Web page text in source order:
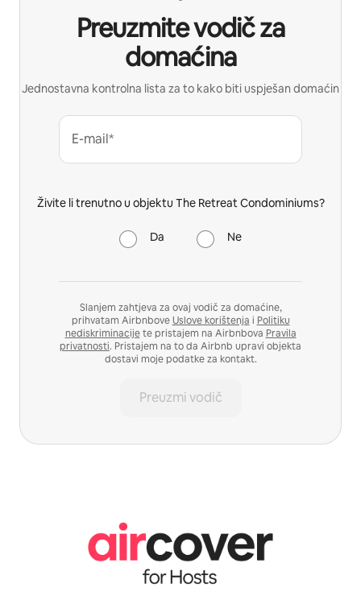
Preuzmite vodič za
domaćina
Jednostavna kontrolna lista za to kako biti uspješan domaćin
E-mail*
Živite li trenutno u objektu The Retreat Condominiums?
Da Ne
Slanjem zahtjeva za ovaj vodič za domaćine,
prihvatam AirbnboveUslove korištenja i Politiku
nediskriminacijete pristajem na Airbnbova Pravila
privatnosti. Pristajem na to da Airbnb upravi objekta
dostavi moje podatke za kontakt.
Preuzmi vodič